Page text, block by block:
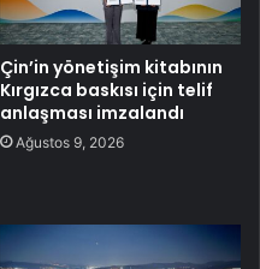
Çin’in yönetişim kitabının
Kırgızca baskısı için telif
anlaşması imzalandı
Ağustos 9, 2026